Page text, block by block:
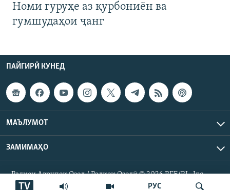
РУС
TV
Номи гуруҳе аз қурбониён ва
гумшудаҳои ҷанг
ПАЙГИРӢ КУНЕД
МАЪЛУМОТ
ЗАМИМАҲО
Радиои Аврупои Озод / Радиои Озодӣ © 2026 RFE/RL. Inc.
Ҳамаи ҳуқуқ маҳфуз аст.